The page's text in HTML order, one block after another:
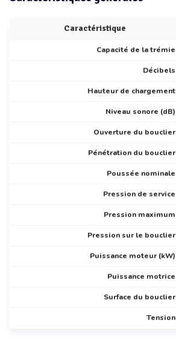
Caractéristique
Capacité de la trémie
Décibels
Hauteur de chargement
Niveau sonore (dB)
Ouverture du bouclier
Pénétration du bouclier
Poussée nominale
Pression de service
Pression maximum
Pression sur le bouclier
Puissance moteur (kW)
Puissance motrice
Surface du bouclier
Tension